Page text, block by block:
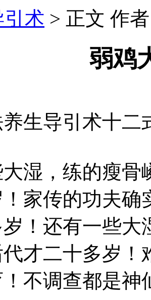
引术 > 正文 作
弱鸡
导引术十二
，练的瘦骨
家传的功夫
！还有一些大
才二十多岁！
不调查都是神